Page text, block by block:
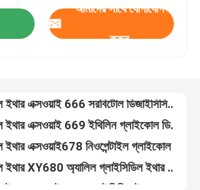
আমাদের সাথে যোগাযোগ
করুন
ইপোক্সি গ্লাইসিডিল ইথার এক্সওয়াই 634 পেন্টারিথ্রিটল টেট্রাগ্লাইসিডিল ইথার সিএএস নং 3126-63-4
ইপোক্সি গ্লাইসিডিল ইথার XY680 অ্যালিল গ্লাইসিডিল ইথার সিএএস নং 106 92 3
ইপোক্সি গ্লাইসিডিল ইথার এক্সওয়াই 686 গ্লাইসিডিল ইসোপ্রোপিল ইথার সিএএস নং 4016 14 2